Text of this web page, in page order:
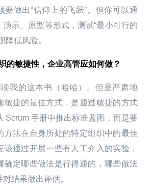
要做出“信仰上的飞跃”。但你可以通
演示、原型等形式，测试“最小可行的
降低风险。
的敏捷性，企业高管应如何做？
读我的这本书（哈哈）。但是严肃地
敏捷的最佳方式，是通过敏捷的方式
Scrum 手册中推出标准蓝图，而是要
方法在自身所处的特定组织中的最佳
该通过开展一些有人工介入的实验，
确定哪些做法是行得通的，哪些做法
结果做出评估。